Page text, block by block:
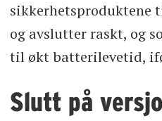
sikkerhetsproduktene
og avslutter raskt, og
til økt batterilevetid,
Slutt på